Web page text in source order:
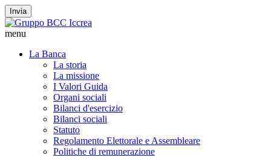
Invia
menu
La Banca
La storia
La missione
I Valori Guida
Organi sociali
Bilanci d'esercizio
Bilanci sociali
Statuto
Regolamento Elettorale e Assembleare
Politiche di remunerazione